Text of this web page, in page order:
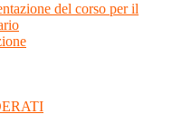
del corso per il